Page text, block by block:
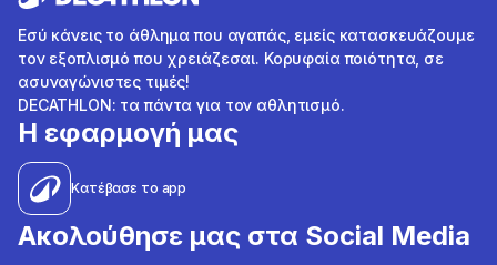
Εσύ κάνεις το άθλημα που αγαπάς, εμείς κατασκευάζουμε
τον εξοπλισμό που χρειάζεσαι. Κορυφαία ποιότητα, σε
ασυναγώνιστες τιμές!
DECATHLON: τα πάντα για τον αθλητισμό.
Η εφαρμογή μας
Κατέβασε το app
Ακολούθησε μας στα Social Media